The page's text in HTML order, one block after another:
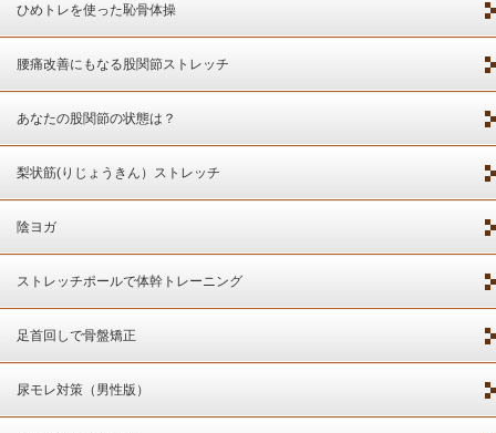
ひめトレを使った恥骨体操
腰痛改善にもなる股関節ストレッチ
あなたの股関節の状態は？
梨状筋(りじょうきん）ストレッチ
陰ヨガ
ストレッチポールで体幹トレーニング
足首回しで骨盤矯正
尿モレ対策（男性版）